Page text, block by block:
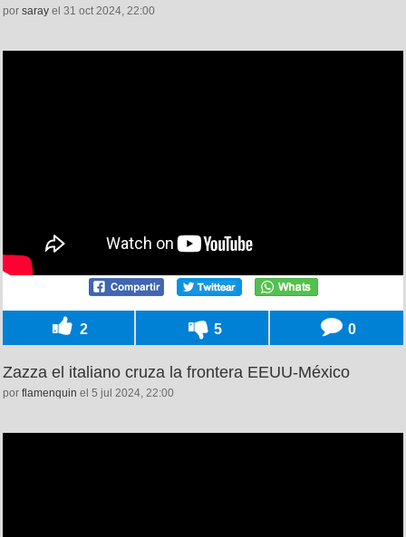
por saray el 31 oct 2024, 22:00
2 5 0
Zazza el italiano cruza la frontera EEUU-México
por flamenquin el 5 jul 2024, 22:00